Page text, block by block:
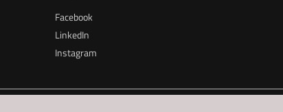
Facebook
LinkedIn
Instagram